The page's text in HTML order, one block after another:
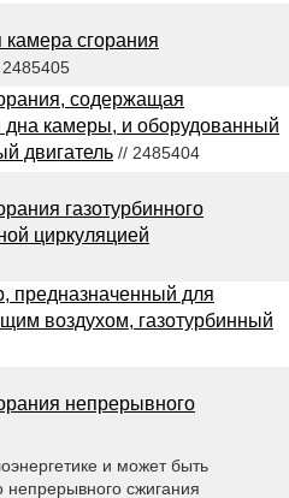
камера сгорания
содержащая
камеры, и оборудованный
двигатель // 2485404
газотурбинного
циркуляцией
предназначенный для
воздухом, газотурбинный
непрерывного
и может быть
непрерывного сжигания